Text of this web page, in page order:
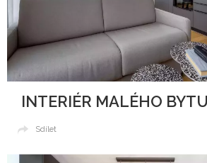
INTERIÉR MALÉHO BYTU
Sdílet